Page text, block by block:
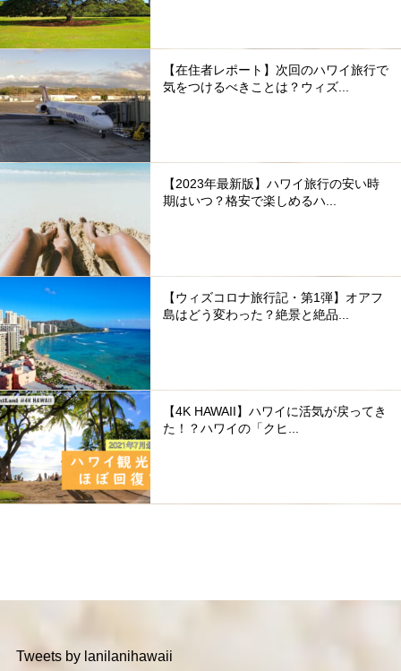
【在住者レポート】次回のハワイ旅行で
気をつけるべきことは？ウィズ...
【2023年最新版】ハワイ旅行の安い時
期はいつ？格安で楽しめるハ...
【ウィズコロナ旅行記・第1弾】オアフ
島はどう変わった？絶景と絶品...
【4K HAWAII】ハワイに活気が戻ってき
た！？ハワイの「クヒ...
Tweets by lanilanihawaii